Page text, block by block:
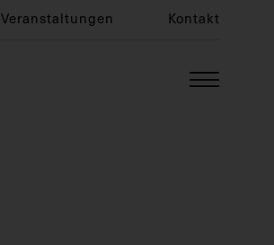
Veranstaltungen Kontakt